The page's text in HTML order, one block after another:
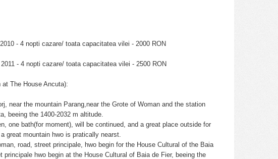
- 4 nopti cazare/ toata capacitatea vilei - 2000 RON
- 4 nopti cazare/ toata capacitatea vilei - 2500 RON
The House Ancuta):
near the mountain Parang,near the Grote of Woman and the station
beeing the 1400-2032 m altitude.
one bath(for moment), will be continued, and a great place outside for
great mountain hwo is pratically nearst.
road, street principale, hwo begin for the House Cultural of the Baia
hwo begin at the House Cultural of Baia de Fier, beeing the